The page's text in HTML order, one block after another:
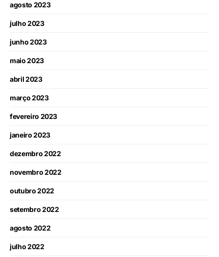
agosto 2023
julho 2023
junho 2023
maio 2023
abril 2023
março 2023
fevereiro 2023
janeiro 2023
dezembro 2022
novembro 2022
outubro 2022
setembro 2022
agosto 2022
julho 2022